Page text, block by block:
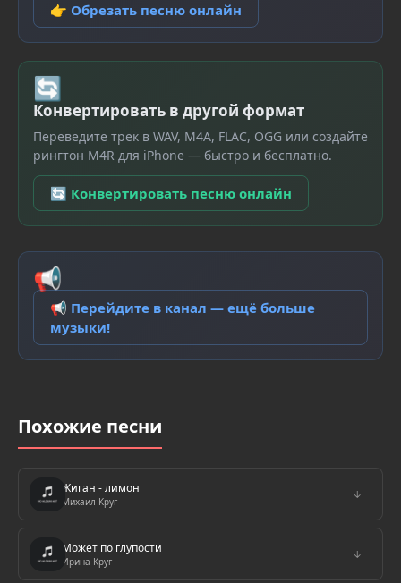
👉 Обрезать песню онлайн
🔄
Конвертировать в другой формат
Переведите трек в WAV, M4A, FLAC, OGG или создайте
рингтон M4R для iPhone — быстро и бесплатно.
🔄 Конвертировать песню онлайн
📢
📢 Перейдите в канал — ещё больше
музыки!
Похожие песни
Жиган - лимон
Михаил Круг
↓
Может по глупости
Ирина Круг
↓